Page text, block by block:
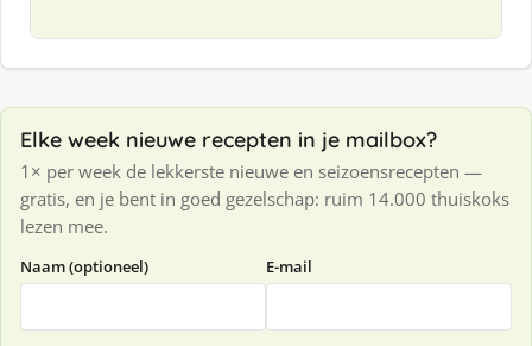
Elke week nieuwe recepten in je mailbox?
1× per week de lekkerste nieuwe en seizoensrecepten —
gratis, en je bent in goed gezelschap: ruim 14.000 thuiskoks
lezen mee.
Naam (optioneel) E-mail